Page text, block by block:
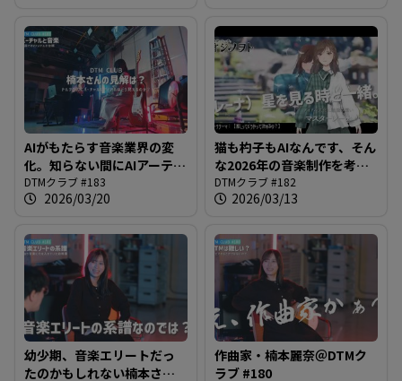
AIがもたらす音楽業界の変
化。知らない間にAIアーティ
ストが結構デビューしてま
せん？＠DTMクラブ #183
DTMクラブ #183
2026/03/20
猫も杓子もAIなんです、そん
な2026年の音楽制作を考え
る＠DTMクラブ #182
DTMクラブ #182
2026/03/13
幼少期、音楽エリートだっ
たのかもしれない楠本さん
作曲家・楠本麗奈＠DTMク
ラブ #180